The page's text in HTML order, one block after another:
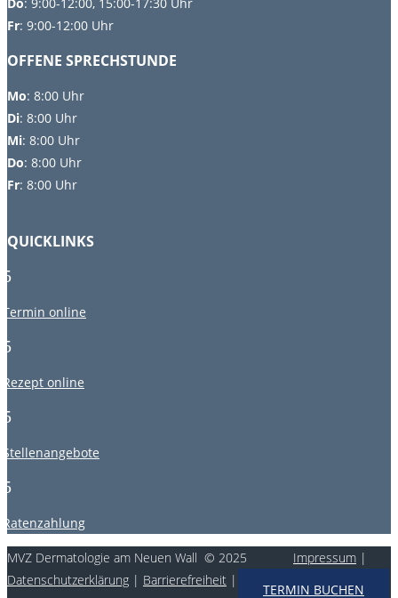
Fr: 9:00-12:00 Uhr
OFFENE SPRECHSTUNDE
Mo: 8:00 Uhr
Di: 8:00 Uhr
Mi: 8:00 Uhr
Do: 8:00 Uhr
Fr: 8:00 Uhr
QUICKLINKS
5
Termin online
5
Rezept online
5
Stellenangebote
5
Ratenzahlung
MVZ Dermatologie am Neuen Wall © 2025 Impressum |
Datenschutzerklärung | Barrierefreiheit |
TERMIN BUCHEN